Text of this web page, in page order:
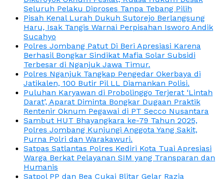
Seluruh Pelaku Diproses Tanpa Tebang Pilih
Pisah Kenal Lurah Dukuh Sutorejo Berlangsung
Haru, Isak Tangis Warnai Perpisahan Isworo Andik
Sucahyo
Polres Jombang Patut Di Beri Apresiasi Karena
Berhasil Bongkar Sindikat Mafia Solar Subsidi
Terbesar di Nganjuk Jawa Timur.
Polres Nganjuk Tangkap Pengedar Okerbaya di
Jatikalen, 100 Butir Pil LL Diamankan Polisi.
Puluhan Karyawan di Probolinggo Terjerat ‘Lintah
Darat’, Aparat Diminta Bongkar Dugaan Praktik
Rentenir Oknum Pegawai di PT Secco Nusantara
Sambut HUT Bhayangkara ke-79 Tahun 2025,
Polres Jombang Kunjungi Anggota Yang Sakit,
Purna Polri dan Warakawuri.
Satpas Satlantas Polres Kediri Kota Tuai Apresiasi
Warga Berkat Pelayanan SIM yang Transparan dan
Humanis
Satpol PP dan Bea Cukai Blitar Gelar Razia